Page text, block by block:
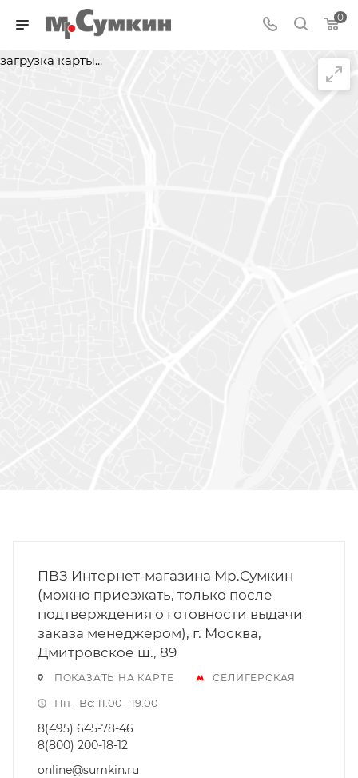
0
загрузка карты...
ПВЗ Интернет-магазина Мр.Сумкин
(можно приезжать, только после
подтверждения о готовности выдачи
заказа менеджером), г. Москва,
Дмитровское ш., 89
ПОКАЗАТЬ НА КАРТЕ СЕЛИГЕРСКАЯ
Пн - Вс: 11.00 - 19.00
8(495) 645-78-46
8(800) 200-18-12
online@sumkin.ru